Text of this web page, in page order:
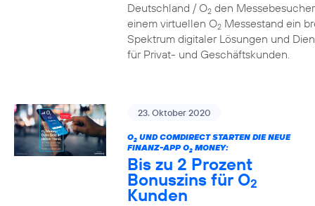
Deutschland / O2den
einem virtuellen O2Messestand ein
Spektrum digitaler Lösungen und
für Privat- und Geschäftskunden.
23. Oktober 2020
O2UND COMDIRECT STARTEN DIE NEUE
FINANZ-APP O2MONEY:
Bis zu 2 Prozent
Bonuszins für O2
Kunden